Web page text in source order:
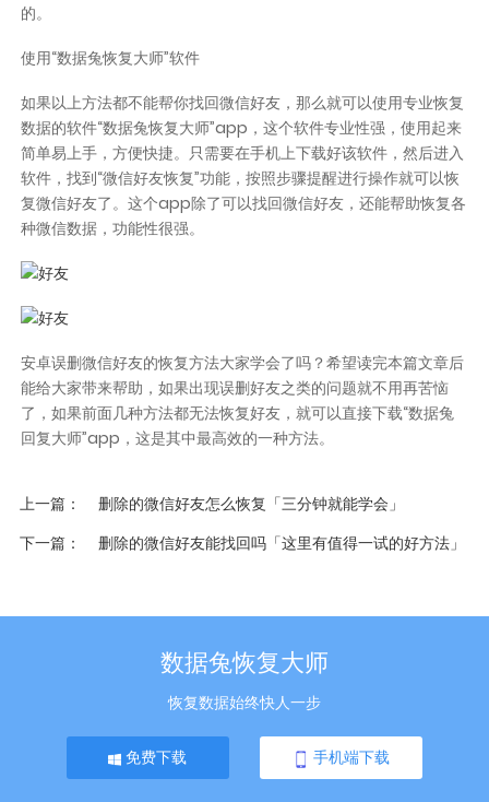
的。
使用“数据兔恢复大师”软件
如果以上方法都不能帮你找回微信好友，那么就可以使用专业恢复
数据的软件“数据兔恢复大师”app，这个软件专业性强，使用起来
简单易上手，方便快捷。只需要在手机上下载好该软件，然后进入
软件，找到“微信好友恢复”功能，按照步骤提醒进行操作就可以恢
复微信好友了。这个app除了可以找回微信好友，还能帮助恢复各
种微信数据，功能性很强。
安卓误删微信好友的恢复方法大家学会了吗？希望读完本篇文章后
能给大家带来帮助，如果出现误删好友之类的问题就不用再苦恼
了，如果前面几种方法都无法恢复好友，就可以直接下载“数据兔
回复大师”app，这是其中最高效的一种方法。
上一篇
删除的微信好友怎么恢复「三分钟就能学会」
下一篇
删除的微信好友能找回吗「这里有值得一试的好方法」
数据兔恢复大师
恢复数据始终快人一步
免费下载 手机端下载